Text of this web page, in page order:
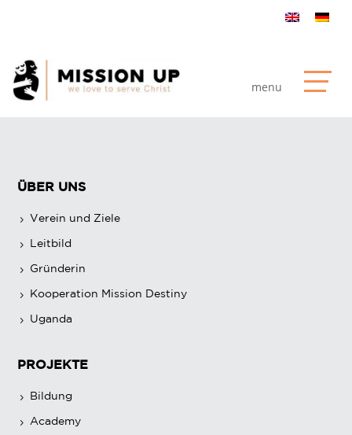
ÜBER UNS
Verein und Ziele
Leitbild
Gründerin
Kooperation Mission Destiny
Uganda
PROJEKTE
Bildung
Academy